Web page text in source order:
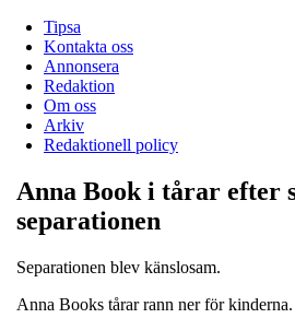
Tipsa
Kontakta oss
Annonsera
Redaktion
Om oss
Arkiv
Redaktionell policy
Anna Book i tårar efter
separationen
Separationen blev känslosam.
Anna Books tårar rann ner för kinderna.